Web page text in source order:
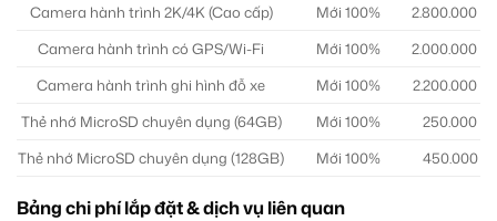
Camera hành trình 2K/4K (Cao cấp)
Mới 100%
2.800.000 –
Camera hành trình có GPS/Wi-Fi
Mới 100%
2.000.000 –
Camera hành trình ghi hình đỗ xe
Mới 100%
2.200.000 –
Thẻ nhớ MicroSD chuyên dụng (64GB)
Mới 100%
250.000 –
Thẻ nhớ MicroSD chuyên dụng (128GB)
Mới 100% 450.000 –
Bảng chi phí lắp đặt & dịch vụ liên quan